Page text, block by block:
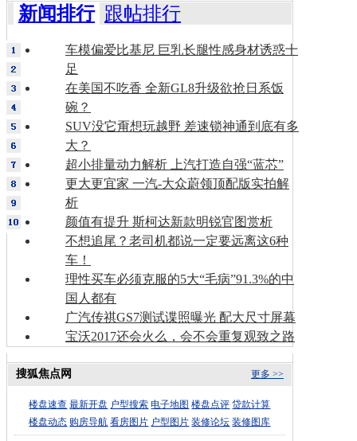
新闻排行 跟帖排行
车模偏爱比基尼 巨乳长腿性感身材诱惑十
足
在美国不吃香 全新GL8升级欲抢日系饭
碗？
SUV没它甭想玩越野 差速锁神通到底有多
大？
超小排量动力解析 上汽打造自强“蓝芯”
更大更宜家 一汽-大众蔚领顶配版实拍解
析
颜值有提升 斯柯达新款明锐官图赏析
不想追尾？老司机都说一定要远离这6种
车！
理性买车必须克服的5大“毛病”91.3%的中
国人都有
广汽传祺GS7测试谍照曝光 配大尺寸屏幕
宝沃2017还会火么，会不会重复观致之路
更多 >>
搜狐焦点网
楼盘速查 最新开盘 户型搜索 电子地图 楼盘点评 贷款计算
楼盘动态 购房导航 看房图片 户型图片 装修论坛 装修图库